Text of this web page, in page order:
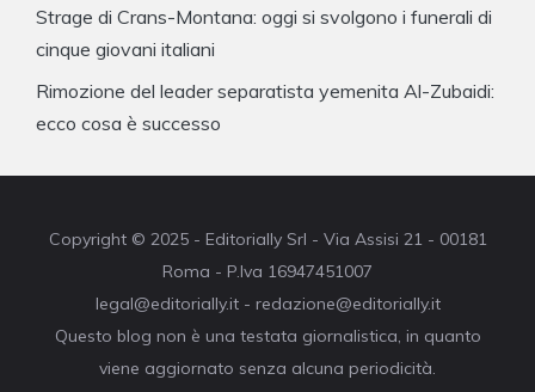
Strage di Crans-Montana: oggi si svolgono i funerali di
cinque giovani italiani
Rimozione del leader separatista yemenita Al-Zubaidi:
ecco cosa è successo
Copyright © 2025 - Editorially Srl - Via Assisi 21 - 00181
Roma - P.Iva 16947451007
legal@editorially.it - redazione@editorially.it
Questo blog non è una testata giornalistica, in quanto
viene aggiornato senza alcuna periodicità.